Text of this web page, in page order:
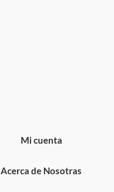
Mi cuenta
Acerca de Nosotras